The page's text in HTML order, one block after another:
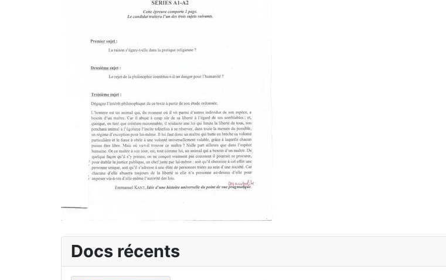
Docs récents